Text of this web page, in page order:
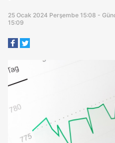
25 Ocak 2024 Perşembe 15:08 -
15:09